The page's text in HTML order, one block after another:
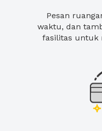
Pesan
waktu, dan
fasilitas untuk